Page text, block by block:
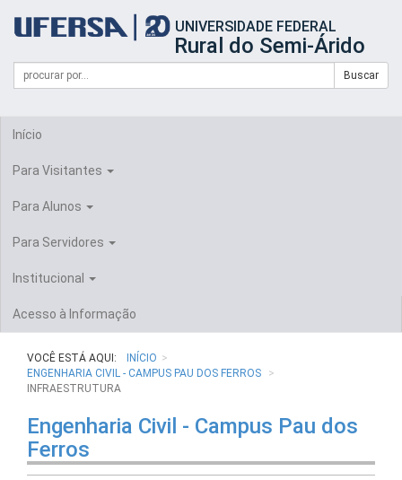
portal
UFERSA
UNIVERSIDADE FEDERAL
Rural do Semi-Árido
Formulário
Busca
Campo
de
Buscar
Início
Para Visitantes
Para Alunos
Para Servidores
Institucional
Acesso à Informação
VOCÊ ESTÁ AQUI:
INÍCIO
ENGENHARIA CIVIL - CAMPUS PAU DOS FERROS
INFRAESTRUTURA
Engenharia Civil - Campus Pau dos
Ferros